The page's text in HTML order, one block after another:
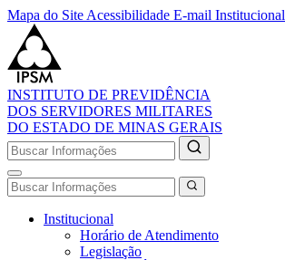
Mapa do Site Acessibilidade E-mail Institucional
INSTITUTO DE PREVIDÊNCIA
DOS SERVIDORES MILITARES
DO ESTADO DE MINAS GERAIS
Institucional
Horário de Atendimento
Legislação